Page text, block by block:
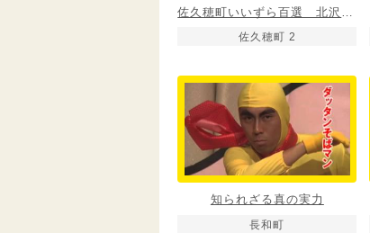
佐久穂町 2
知られざる真の実力
長和町